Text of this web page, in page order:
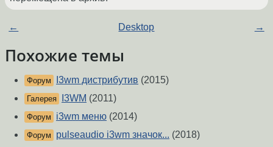
← Desktop →
Похожие темы
Форум I3wm дистрибутив (2015)
Галерея I3WM (2011)
Форум i3wm меню (2014)
Форум pulseaudio i3wm значок... (2018)